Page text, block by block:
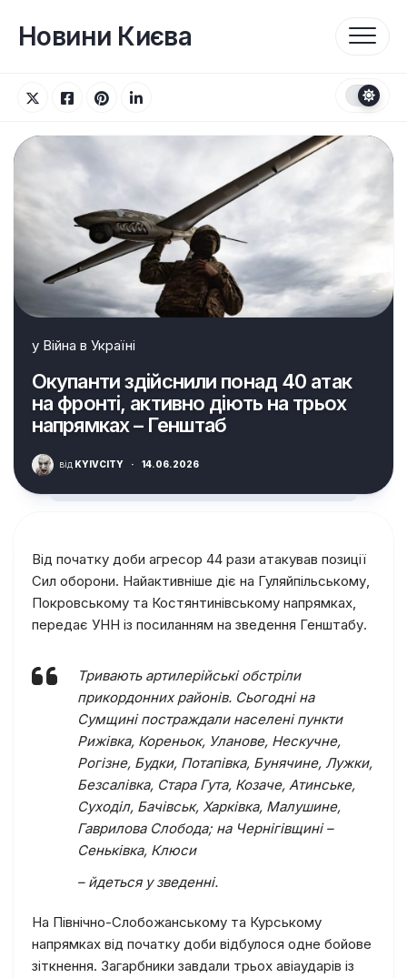
вмістуНовини Києва
у Війна в Україні
Окупанти здійснили понад 40 атак
на фронті, активно діють на трьох
напрямках – Генштаб
від KYIVCITY · 14.06.2026
Від початку доби агресор 44 рази атакував позиції
Сил оборони. Найактивніше діє на Гуляйпільському,
Покровському та Костянтинівському напрямках,
передає УНН із посиланням на зведення Генштабу.
Тривають артилерійські обстріли
прикордонних районів. Сьогодні на
Сумщині постраждали населені пункти
Рижівка, Кореньок, Уланове, Нескучне,
Рогізне, Будки, Потапівка, Бунячине, Лужки,
Безсалівка, Стара Гута, Козаче, Атинське,
Суходіл, Бачівськ, Харківка, Малушине,
Гаврилова Слобода; на Чернігівщині –
Сеньківка, Клюси
– йдеться у зведенні.
На Північно-Слобожанському та Курському
напрямках від початку доби відбулося одне бойове
зіткнення. Загарбники завдали трьох авіаударів із